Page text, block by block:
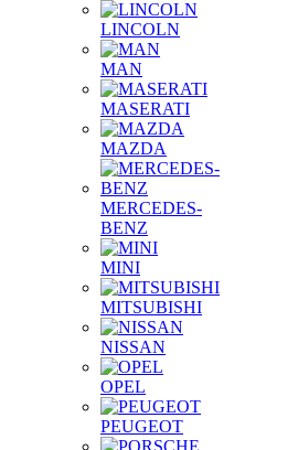
LINCOLN
MAN
MASERATI
MAZDA
MERCEDES-
BENZ
MINI
MITSUBISHI
NISSAN
OPEL
PEUGEOT